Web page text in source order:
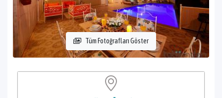
Tüm Fotoğrafları Göster